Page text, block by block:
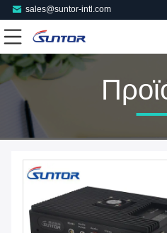
sales@suntor-intl.com